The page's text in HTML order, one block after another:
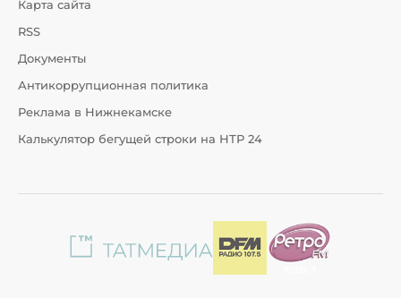
Карта сайта
RSS
Документы
Антикоррупционная политика
Реклама в Нижнекамске
Калькулятор бегущей строки на НТР 24